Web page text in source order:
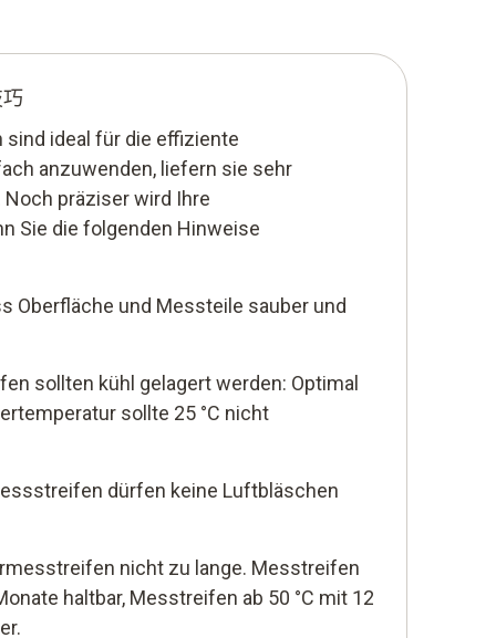
ideal für die effiziente
anzuwenden, liefern sie sehr
präziser wird Ihre
Sie die folgenden Hinweise
Oberfläche und Messteile sauber und
sollten kühl gelagert werden: Optimal
sollte 25 °C nicht
dürfen keine Luftbläschen
nicht zu lange. Messtreifen
haltbar, Messtreifen ab 50 °C mit 12